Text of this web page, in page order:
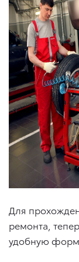
Для
ремонта,
удобную